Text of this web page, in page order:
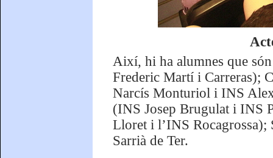
Així, hi ha alumnes que
Frederic Martí i Carreras);
Narcís Monturiol i INS
(INS Josep Brugulat i INS
Lloret i l’INS
Sarrià de Ter.